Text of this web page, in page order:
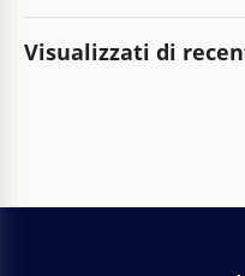
Visualizzati di